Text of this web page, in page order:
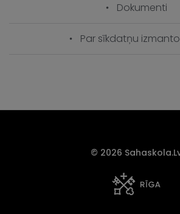
Dokumenti
Par sīkdatņu
© 2026